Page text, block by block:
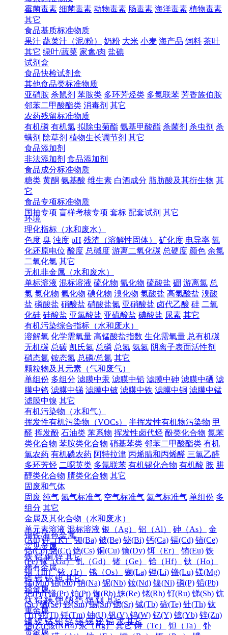
霉菌毒素 细菌毒素 动物毒素 肠毒素 海洋毒素 植物毒素
其它
食品基质标准物质
果汁 蔬菜汁（泥/粉） 奶粉 大米 小麦 海产品 饲料 茶叶
其它 绿叶/蔬菜 家禽/肉 盐碘
试剂盒
食品快检试剂盒
其他食品类标准物质
亚硝胺 杀鼠剂 苯胺类 多环芳烃类 多氯联苯 芳香族伯胺
邻苯二甲酸酯类 消毒剂 其它
农药残留标准物质
有机磷 有机氯 拟除虫菊酯 氨基甲酸酯 杀菌剂 杀虫剂 杀
螨剂 除草剂 植物生长调节剂 其它
食品添加剂
非法添加剂 食品添加剂
食品成分标准物质
糖类 黄酮 氨基酸 维生素 白酒成分 脂肪酸及其衍生物 其
它
食品专项标准物质
国抽专项 盲样考核专项 套标 配套试剂 其它
环境
理化指标（水和废水）
色度 臭 浊度 pH 残渣（溶解性固体） 矿化度 电导率 氧
化还原电位 酸度 总碱度 游离二氧化碳 总硬度 颜色 余氯
二氧化氯 其它
无机非金属（水和废水）
单标溶液 混标溶液 硫化物 氰化物 硫酸盐 硼 游离氯 总
氯 氯化物 氟化物 碘化物 溴化物 氯酸盐 高氯酸盐 溴酸
盐 磷酸盐 硝酸盐 硝酸盐氮 亚硝酸盐 卤代乙酸 硅 二氧
化硅 硅酸盐 亚氯酸盐 亚硫酸盐 碘酸盐 尿素 其它
有机污染综合指标（水和废水）
溶解氧 化学需氧量 高锰酸盐指数 生化需氧量 总有机碳
无机碳 总碳 凯氏氮 总磷 总氮 氨氮 阴离子表面活性剂
硝态氮 铵态氮 总磷/总氮 其它
颗粒物及其元素（气和废气）
单组份 多组分 滤膜中汞 滤膜中铅 滤膜中砷 滤膜中硒 滤
膜中铬 滤膜中锑 滤膜中铍 滤膜中铁 滤膜中铜 滤膜中锰
滤膜中镍 其它
有机污染物（水和气）
挥发性有机污染物（VOCs）
半挥发性有机物污染物 甲
醛 挥发酚 石油类 苯系物 挥发性卤代烃 酚类化合物 氯苯
类化合物 苯胺类化合物 硝基苯类 邻苯二甲酸酯类 有机
氯农药 有机磷农药 阿特拉津 丙烯腈和丙烯醛 三氯乙醛
多环芳烃 二噁英类 多氯联苯 有机锡化合物 有机酸 胺 肼
醇类化合物 腈类化合物 其它
固废和气体
固废 纯气 氮气标准气 空气标准气 氦气标准气 单组份 多
组分 其它
金属及其化合物（水和废水）
单元素溶液 混标溶液 银（Ag） 铝（Al） 砷（As）
金
(Au) 钾（K） 钡(Ba) 铍(Be) 铋(Bi) 钙(Ca) 镉(Cd) 铈(Ce)
钴(Co) 铬(Cr) 铯(Cs) 铜(Cu) 镝(Dy) 铒（Er） 铕(Eu) 铁
(Fe) 镓（Ga） 钆（Gd） 锗（Ge） 铪（Hf）
钬（Ho）
铟（In） 铱（Ir） 锇（Os） 镧(La) 锂(Li) 镥(Lu) 镁(Mg)
锰(Mn) 钼(Mo) 钠(Na) 铌(Nb) 钕(Nd) 镍(Ni) 磷(P) 铅(Pb)
钯(Pd) 镨(Pr) 铂(Pt) 铷(Rb) 铼(Re) 铑(Rh) 钌(Ru) 锑(Sb) 钪
(Sc) 硒(Se) 钐(Sm) 锡(Sn) 锶(Sr) 铽(Tb) 碲(Te) 钍(Th) 钛
(Ti) 铊(Tl) 铥(Tm) 铀(U) 钒(V) 钨(W) 钇(Y) 镱(Yb) 锌(Zn)
锆(Zr) 铵(NH4) 汞（Hg） 其它 锝（Tc） 钽（Ta）
钋
钢铁/有色金属
常见金属
铁 铝 铜 锌 其它
稀有金属
锆 铪 铌 钽 其它
轻金属
钛 铝 镁 钾 钠 钙 锶 钡 其它
重金属
铜 镍 钴 铅 锌 锡 锑 铋 镉 汞 其它
贵金属